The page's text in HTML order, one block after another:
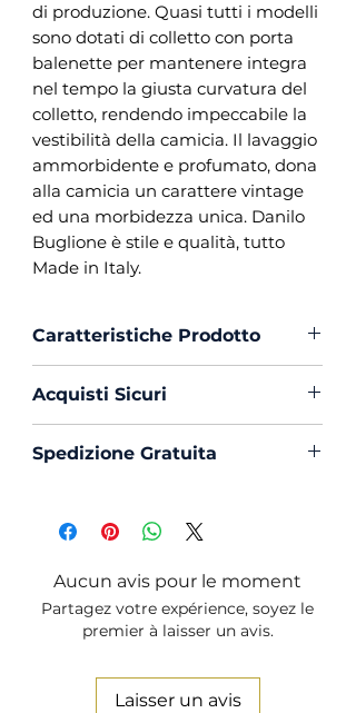
di produzione. Quasi tutti i modelli
sono dotati di colletto con porta
balenette per mantenere integra
nel tempo la giusta curvatura del
colletto, rendendo impeccabile la
vestibilità della camicia. Il lavaggio
ammorbidente e profumato, dona
alla camicia un carattere vintage
ed una morbidezza unica. Danilo
Buglione è stile e qualità, tutto
Made in Italy.
Caratteristiche Prodotto
Collo : Button Down
Polso :Tondo
Composizione :100% Cotone
Italy
Profumato e Ammorbidente
Acquisti Sicuri
sicurezza con PayPal o Carta di
Spedizione Gratuita
Gratuita
Aucun avis pour le moment
Partagez votre expérience, soyez le
premier à laisser un avis.
Laisser un avis